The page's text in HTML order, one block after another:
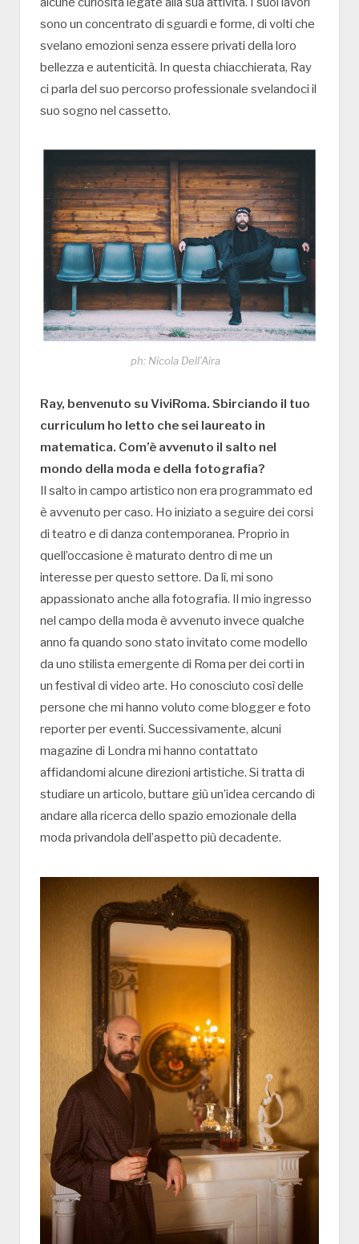
sono un concentrato di sguardi e forme, di volti che
svelano emozioni senza essere privati della loro
bellezza e autenticità. In questa chiacchierata, Ray
ci parla del suo percorso professionale svelandoci il
suo sogno nel cassetto.
ph: Nicola Dell’Aira
Ray, benvenuto su ViviRoma. Sbirciando il tuo
curriculum ho letto che sei laureato in
matematica. Com’è avvenuto il salto nel
mondo della moda e della fotografia?
Il salto in campo artistico non era programmato ed
è avvenuto per caso. Ho iniziato a seguire dei corsi
di teatro e di danza contemporanea. Proprio in
quell’occasione è maturato dentro di me un
interesse per questo settore. Da lì, mi sono
appassionato anche alla fotografia. Il mio ingresso
nel campo della moda è avvenuto invece qualche
anno fa quando sono stato invitato come modello
da uno stilista emergente di Roma per dei corti in
un festival di video arte. Ho conosciuto così delle
persone che mi hanno voluto come blogger e foto
reporter per eventi. Successivamente, alcuni
magazine di Londra mi hanno contattato
affidandomi alcune direzioni artistiche. Si tratta di
studiare un articolo, buttare giù un’idea cercando di
andare alla ricerca dello spazio emozionale della
moda privandola dell’aspetto più decadente.